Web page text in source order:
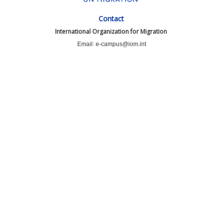
Contact
International Organization for Migration
Email: e-campus@iom.int